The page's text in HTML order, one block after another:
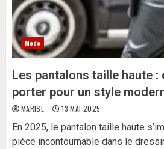
Mode
Les pantalons taille haute :
porter pour un style
MARISE 13 MAI 2025
En 2025, le pantalon taille haute
pièce incontournable dans le